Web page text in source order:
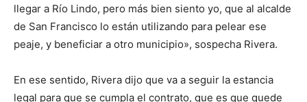
llegar a Río Lindo, pero más bien siento yo, que al alcalde
de San Francisco lo están utilizando para pelear ese
peaje, y beneficiar a otro municipio», sospecha Rivera.
En ese sentido, Rivera dijo que va a seguir la estancia
legal para que se cumpla el contrato, que es que quede